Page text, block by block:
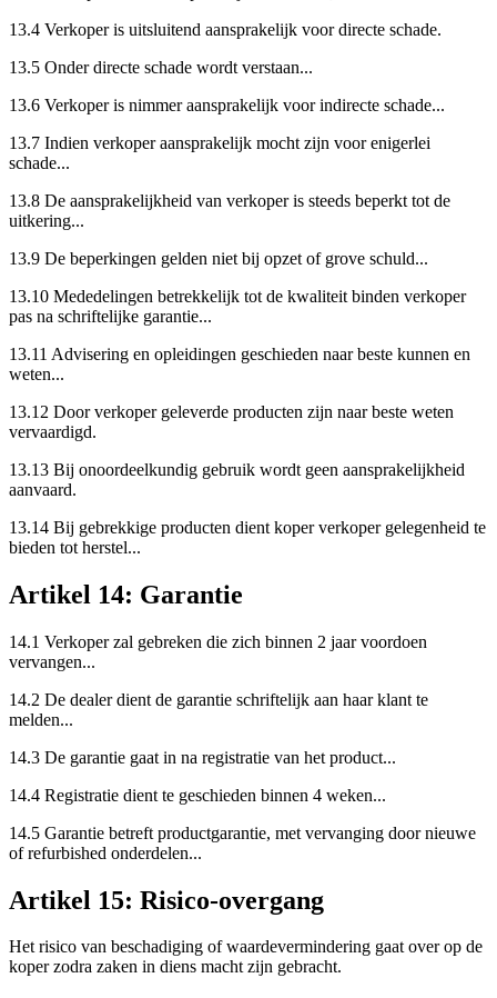
13.4 Verkoper is uitsluitend aansprakelijk voor directe schade.
13.5 Onder directe schade wordt verstaan...
13.6 Verkoper is nimmer aansprakelijk voor indirecte schade...
13.7 Indien verkoper aansprakelijk mocht zijn voor enigerlei
schade...
13.8 De aansprakelijkheid van verkoper is steeds beperkt tot de
uitkering...
13.9 De beperkingen gelden niet bij opzet of grove schuld...
13.10 Mededelingen betrekkelijk tot de kwaliteit binden verkoper
pas na schriftelijke garantie...
13.11 Advisering en opleidingen geschieden naar beste kunnen en
weten...
13.12 Door verkoper geleverde producten zijn naar beste weten
vervaardigd.
13.13 Bij onoordeelkundig gebruik wordt geen aansprakelijkheid
aanvaard.
13.14 Bij gebrekkige producten dient koper verkoper gelegenheid te
bieden tot herstel...
Artikel 14: Garantie
14.1 Verkoper zal gebreken die zich binnen 2 jaar voordoen
vervangen...
14.2 De dealer dient de garantie schriftelijk aan haar klant te
melden...
14.3 De garantie gaat in na registratie van het product...
14.4 Registratie dient te geschieden binnen 4 weken...
14.5 Garantie betreft productgarantie, met vervanging door nieuwe
of refurbished onderdelen...
Artikel 15: Risico-overgang
Het risico van beschadiging of waardevermindering gaat over op de
koper zodra zaken in diens macht zijn gebracht.